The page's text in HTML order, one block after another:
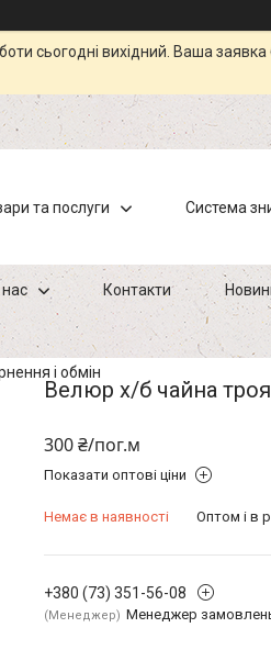
сьогодні вихідний. Ваша
та послуги Система
Контакти
і обмін
Велюр х/б чайна
300 ₴/пог.м
Показати оптові ціни
Немає в наявності Оптом і в
+380 (73) 351-56-08
Менеджер Менеджер